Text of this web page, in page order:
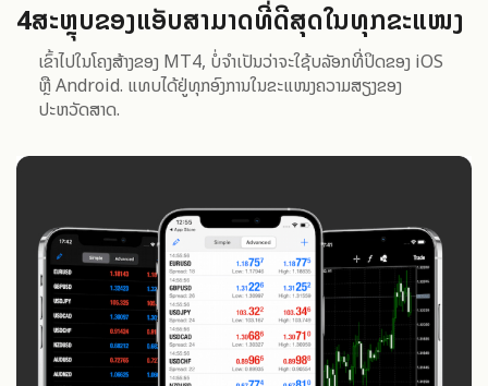
4ສະຫຼຸບຂອງແອັບສາມາດທີ່ດີສຸດໃນທຸກຂະແໜງ
ເຂົ້າໄປໃນໂຄງສ້າງຂອງ MT4, ບໍ່ຈຳເປັນວ່າຈະໃຊ້ບລັອກທີ່ປິດຂອງ iOS
ຫຼື Android. ແທບໄດ້ຢູ່ທຸກອົງການໃນຂະແໜງຄວາມສຽງຂອງ
ປະຫວັດສາດ.